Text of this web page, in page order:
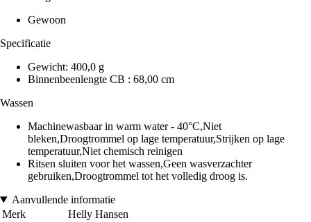
Gewoon
Specificatie
Gewicht: 400,0 g
Binnenbeenlengte CB : 68,00 cm
Wassen
Machinewasbaar in warm water - 40°C,Niet
bleken,Droogtrommel op lage temperatuur,Strijken op lage
temperatuur,Niet chemisch reinigen
Ritsen sluiten voor het wassen,Geen wasverzachter
gebruiken,Droogtrommel tot het volledig droog is.
Aanvullende informatie
Merk
Helly Hansen